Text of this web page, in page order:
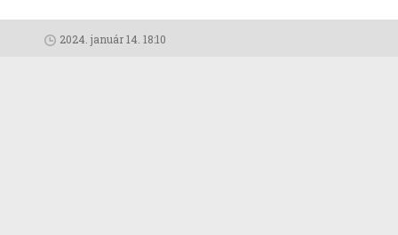
2024. január 14. 18:10